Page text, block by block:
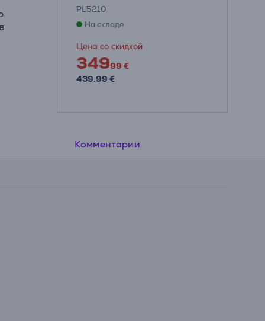
PL5210
На складе
Цена со скидкой
34999 €
439.99 €
Комментарии